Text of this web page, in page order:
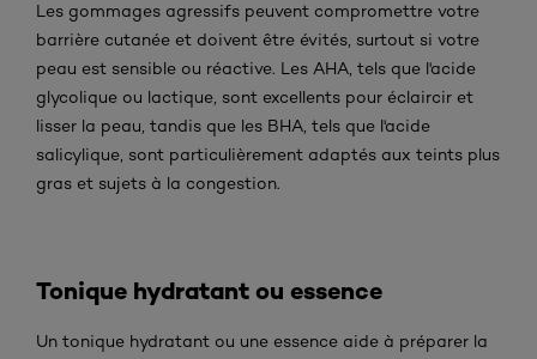
Les gommages agressifs peuvent compromettre votre
barrière cutanée et doivent être évités, surtout si votre
peau est sensible ou réactive. Les AHA, tels que l'acide
glycolique ou lactique, sont excellents pour éclaircir et
lisser la peau, tandis que les BHA, tels que l'acide
salicylique, sont particulièrement adaptés aux teints plus
gras et sujets à la congestion.
Tonique hydratant ou essence
Un tonique hydratant ou une essence aide à préparer la